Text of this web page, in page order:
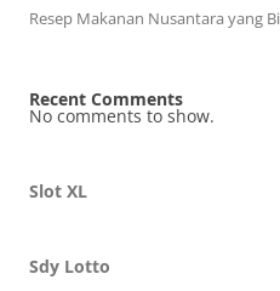
Resep Makanan Nusantara yang
Recent Comments
No comments to show.
Slot XL
Sdy Lotto